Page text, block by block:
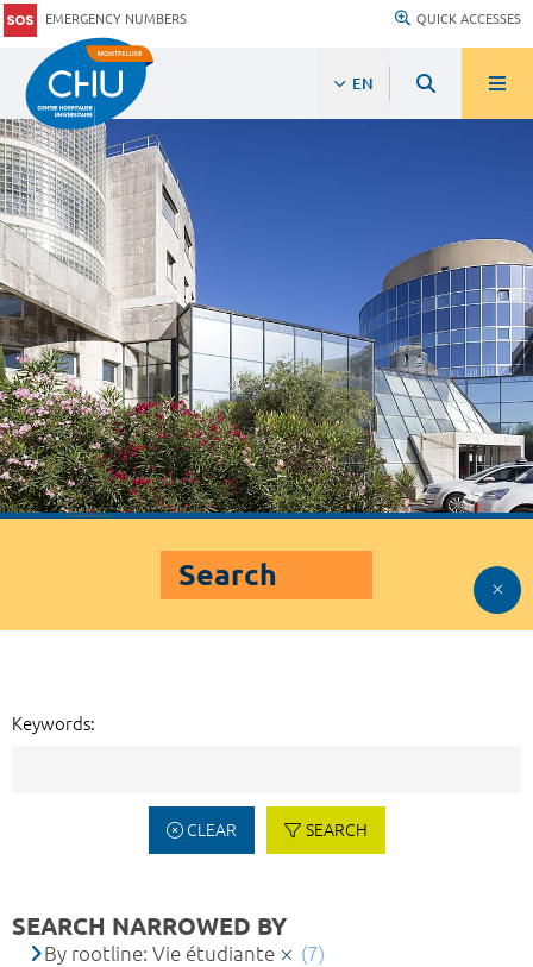
EMERGENCY NUMBERS QUICK ACCESSES
EN
Search
Keywords:
CLEAR SEARCH
SEARCH NARROWED BY
By rootline: Vie étudiante (7)